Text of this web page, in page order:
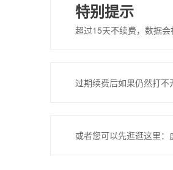
特别提示
超过15天不续费，数据
过期续费后如果仍然打
或者您可以先逛逛这里：